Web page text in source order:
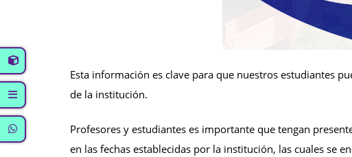
Esta información es clave para que nuestros estudiantes
de la institución.
Profesores y estudiantes es importante que tengan
en las fechas establecidas por la institución, las cuales se